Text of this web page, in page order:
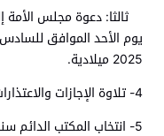
ثالثا: دعوة مجلس الأمة
يوم الأحد الموافق
2025 ميلادية.
4- تلاوة الإجازات والاعتذارات.
5- انتخاب المكتب الدائم